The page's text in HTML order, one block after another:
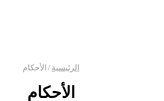
الرئيسية / الأحكام
الأحكام